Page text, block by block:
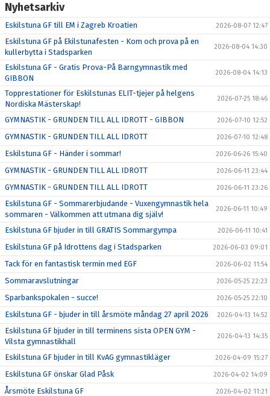
Nyhetsarkiv
Eskilstuna GF till EM i Zagreb Kroatien 2026-08-07 12:47
Eskilstuna GF på Ekilstunafesten - Kom och prova på en
kullerbytta i Stadsparken
2026-08-04 14:30
Eskilstuna GF - Gratis Prova-På Barngymnastik med
GIBBON
2026-08-04 14:13
Topprestationer för Eskilstunas ELIT-tjejer på helgens
Nordiska Mästerskap!
2026-07-25 18:46
GYMNASTIK - GRUNDEN TILL ALL IDROTT - GIBBON 2026-07-10 12:52
GYMNASTIK - GRUNDEN TILL ALL IDROTT 2026-07-10 12:48
Eskilstuna GF - Händer i sommar! 2026-06-26 15:40
GYMNASTIK - GRUNDEN TILL ALL IDROTT 2026-06-11 23:44
GYMNASTIK - GRUNDEN TILL ALL IDROTT 2026-06-11 23:26
Eskilstuna GF - Sommarerbjudande - Vuxengymnastik hela
sommaren - Välkommen att utmana dig själv!
2026-06-11 10:49
Eskilstuna GF bjuder in till GRATIS Sommargympa 2026-06-11 10:41
Eskilstuna GF på Idrottens dag i Stadsparken 2026-06-03 09:01
Tack för en fantastisk termin med EGF 2026-06-02 11:54
Sommaravslutningar 2026-05-25 22:23
Sparbankspokalen - succe! 2026-05-25 22:10
Eskilstuna GF - bjuder in till årsmöte måndag 27 april 2026 2026-04-13 14:52
Eskilstuna GF bjuder in till terminens sista OPEN GYM -
Vilsta gymnastikhall
2026-04-13 14:35
Eskilstuna GF bjuder in till KvAG gymnastikläger 2026-04-09 15:27
Eskilstuna GF önskar Glad Påsk 2026-04-02 14:09
Årsmöte Eskilstuna GF 2026-04-02 11:21